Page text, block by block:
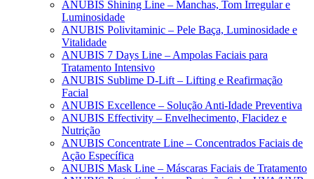
ANUBIS Shining Line – Manchas, Tom Irregular e
Luminosidade
ANUBIS Polivitaminic – Pele Baça, Luminosidade e
Vitalidade
ANUBIS 7 Days Line – Ampolas Faciais para
Tratamento Intensivo
ANUBIS Sublime D-Lift – Lifting e Reafirmação
Facial
ANUBIS Excellence – Solução Anti-Idade Preventiva
ANUBIS Effectivity – Envelhecimento, Flacidez e
Nutrição
ANUBIS Concentrate Line – Concentrados Faciais de
Ação Específica
ANUBIS Mask Line – Máscaras Faciais de Tratamento